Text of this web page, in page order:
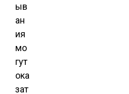
ыв
ан
ия
мо
гут
ока
зат